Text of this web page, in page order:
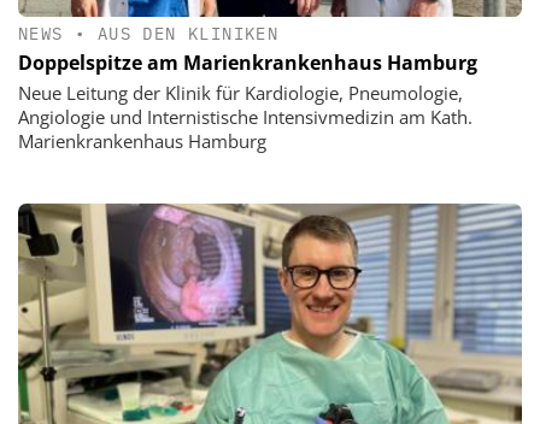
NEWS • AUS DEN KLINIKEN
Doppelspitze am Marienkrankenhaus Hamburg
Neue Leitung der Klinik für Kardiologie, Pneumologie,
Angiologie und Internistische Intensivmedizin am Kath.
Marienkrankenhaus Hamburg